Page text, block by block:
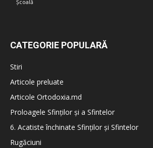
Școală
CATEGORIE POPULARĂ
Stiri
Articole preluate
Articole Ortodoxia.md
Proloagele Sfinților și a Sfintelor
6. Acatiste închinate Sfinților și Sfintelor
Rugăciuni